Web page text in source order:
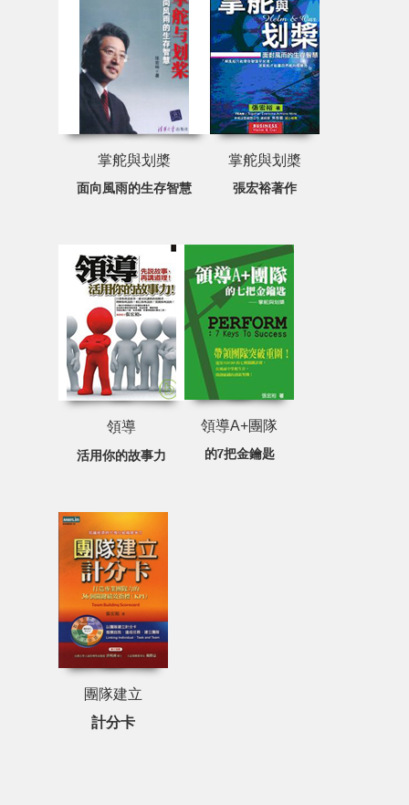
掌舵與划槳
面向風雨的生存智慧
掌舵與划槳
張宏裕著作
領導
活用你的故事力
領導A+團隊
的7把金鑰匙
團隊建立
計分卡